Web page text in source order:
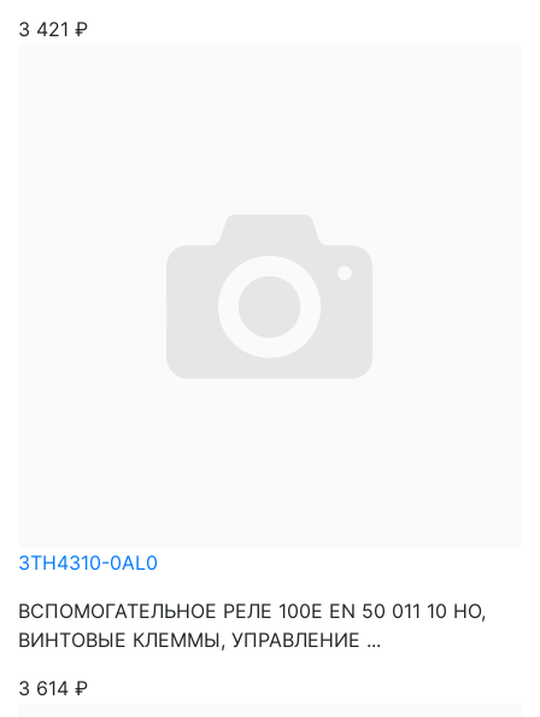
3 421 ₽
3TH4310-0AL0
ВСПОМОГАТЕЛЬНОЕ РЕЛЕ 100E EN 50 011 10 НO,
ВИНТОВЫЕ КЛЕММЫ, УПРАВЛЕНИЕ ...
3 614 ₽